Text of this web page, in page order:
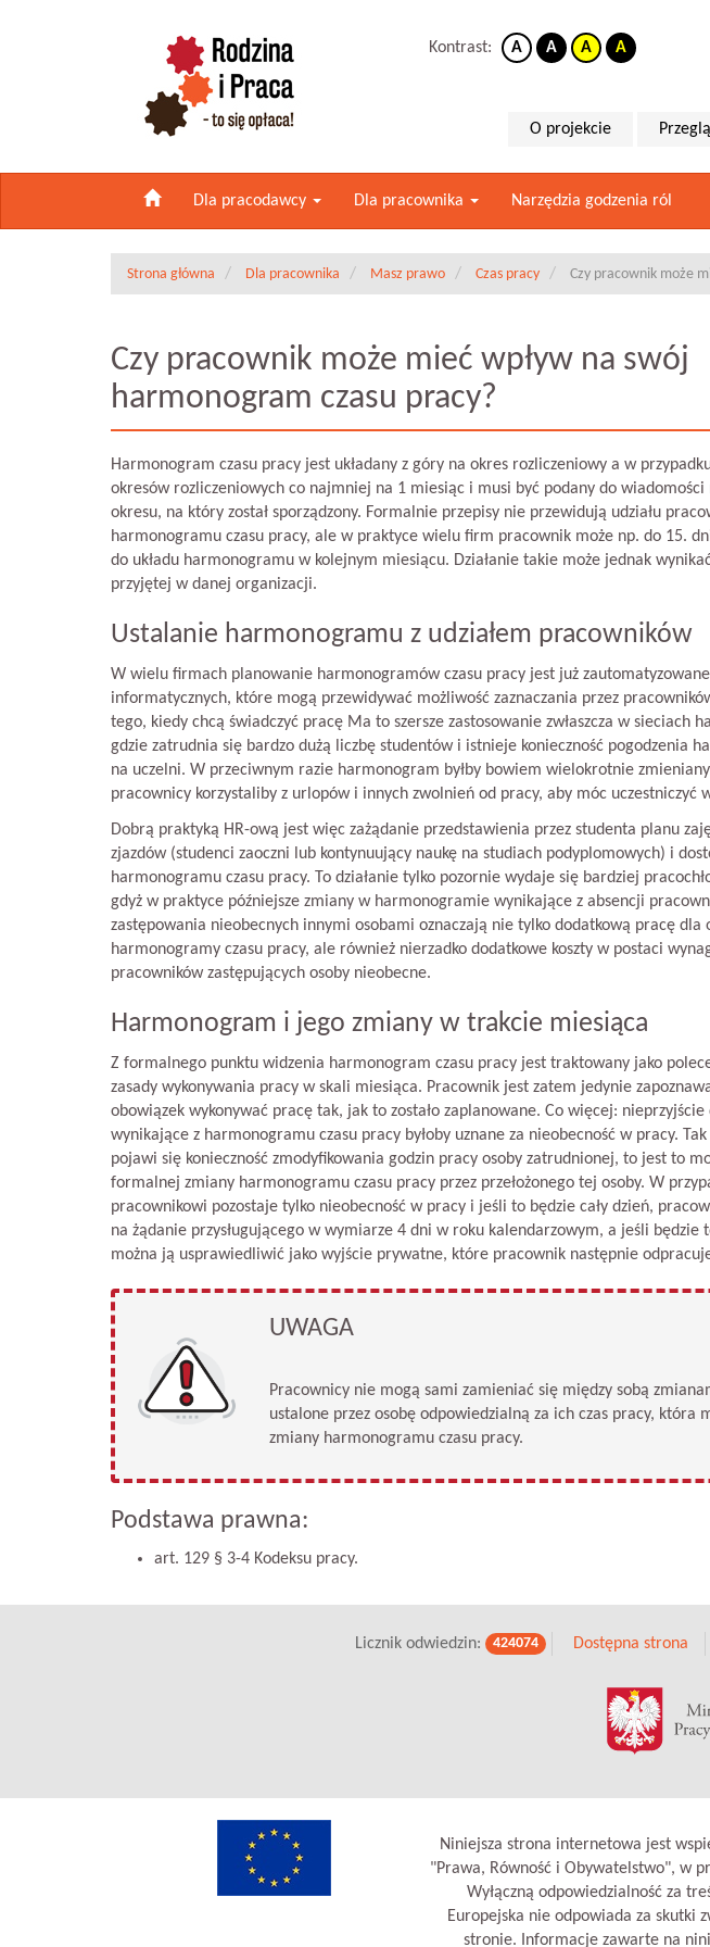
Kontrast: A A A A
O projekcie
Dla pracodawcy Dla pracownika Narzędzia godzenia ról
Strona główna Dla pracownika Masz prawo Czas pracy Czy pracownik może
Czy pracownik może mieć wpływ na swój
harmonogram czasu pracy?
Harmonogram czasu pracy jest układany z góry na okres rozliczeniowy a w
okresów rozliczeniowych co najmniej na 1 miesiąc i musi być podany do wiadomości
okresu, na który został sporządzony. Formalnie przepisy nie przewidują udziału
harmonogramu czasu pracy, ale w praktyce wielu firm pracownik może np. do 15.
do układu harmonogramu w kolejnym miesiącu. Działanie takie może jednak
przyjętej w danej organizacji.
Ustalanie harmonogramu z udziałem pracowników
W wielu firmach planowanie harmonogramów czasu pracy jest już
informatycznych, które mogą przewidywać możliwość zaznaczania przez
tego, kiedy chcą świadczyć pracę Ma to szersze zastosowanie zwłaszcza w sieciach
gdzie zatrudnia się bardzo dużą liczbę studentów i istnieje konieczność pogodzenia
na uczelni. W przeciwnym razie harmonogram byłby bowiem wielokrotnie
pracownicy korzystaliby z urlopów i innych zwolnień od pracy, aby móc uczestniczyć
Dobrą praktyką HR-ową jest więc zażądanie przedstawienia przez studenta planu
zjazdów (studenci zaoczni lub kontynuujący naukę na studiach podyplomowych) i
harmonogramu czasu pracy. To działanie tylko pozornie wydaje się bardziej
gdyż w praktyce późniejsze zmiany w harmonogramie wynikające z absencji
zastępowania nieobecnych innymi osobami oznaczają nie tylko dodatkową pracę dla
harmonogramy czasu pracy, ale również nierzadko dodatkowe koszty w postaci
pracowników zastępujących osoby nieobecne.
Harmonogram i jego zmiany w trakcie miesiąca
Z formalnego punktu widzenia harmonogram czasu pracy jest traktowany jako
zasady wykonywania pracy w skali miesiąca. Pracownik jest zatem jedynie
obowiązek wykonywać pracę tak, jak to zostało zaplanowane. Co więcej:
wynikające z harmonogramu czasu pracy byłoby uznane za nieobecność w pracy.
pojawi się konieczność zmodyfikowania godzin pracy osoby zatrudnionej, to jest to
formalnej zmiany harmonogramu czasu pracy przez przełożonego tej osoby. W
pracownikowi pozostaje tylko nieobecność w pracy i jeśli to będzie cały dzień,
na żądanie przysługującego w wymiarze 4 dni w roku kalendarzowym, a jeśli będzie
można ją usprawiedliwić jako wyjście prywatne, które pracownik następnie
UWAGA
Pracownicy nie mogą sami zamieniać się między sobą
ustalone przez osobę odpowiedzialną za ich czas pracy, która
zmiany harmonogramu czasu pracy.
Podstawa prawna:
art. 129 § 3-4 Kodeksu pracy.
Licznik odwiedzin: 424074 Dostępna strona
Niniejsza strona internetowa jest
"Prawa, Równość i Obywatelstwo", w
Wyłączną odpowiedzialność za
Europejska nie odpowiada za skutki
stronie. Informacje zawarte na